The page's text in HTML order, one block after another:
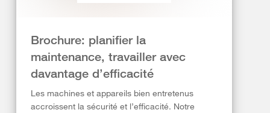
Brochure: planifier la
maintenance, travailler avec
davantage d’efficacité
Les machines et appareils bien entretenus
accroissent la sécurité et l’efficacité. Notre